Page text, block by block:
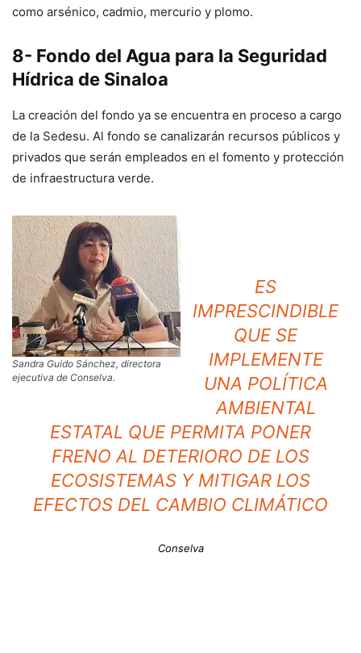
como arsénico, cadmio, mercurio y plomo.
8- Fondo del Agua para la Seguridad
Hídrica de Sinaloa
La creación del fondo ya se encuentra en proceso a cargo
de la Sedesu. Al fondo se canalizarán recursos públicos y
privados que serán empleados en el fomento y protección
de infraestructura verde.
Sandra Guido Sánchez, directora
ejecutiva de Conselva.
ES
IMPRESCINDIBLE
QUE SE
IMPLEMENTE
UNA POLÍTICA
AMBIENTAL
ESTATAL QUE PERMITA PONER
FRENO AL DETERIORO DE LOS
ECOSISTEMAS Y MITIGAR LOS
EFECTOS DEL CAMBIO CLIMÁTICO
Conselva